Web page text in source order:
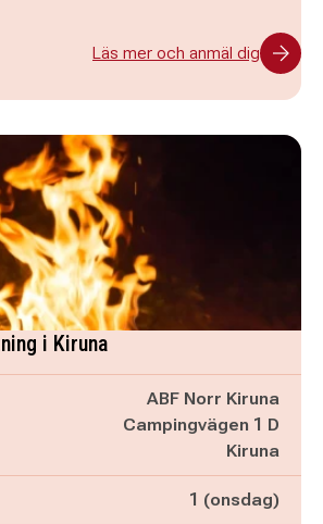
Läs mer och anmäl dig
i Kiruna
ABF Norr Kiruna
Campingvägen 1 D
Kiruna
1 (onsdag)